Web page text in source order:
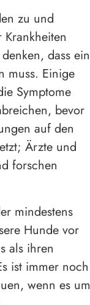
zu und
dass ein
muss. Einige
Symptome
bevor
auf den
Ärzte und
forschen
mindestens
Hunde vor
als ihren
ist immer noch
wenn es um